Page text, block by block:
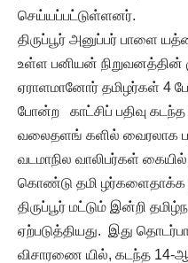
செய்யப்பட்டுள்ளனர்.
திருப்பூர் அனுப்பர் பாளை
உள்ள பனியன் நிறுவனத்தின்
ஏராளமானோர் தமிழர்கள் 4
போன்ற காட்சிப் பதிவு கடந்த
வலைதளங் களில் வைரலாக
வடமாநில வாலிபர்கள்
கொண்டு தமி ழர்களைதாக்க
திருப்பூர் மட்டும் இன்றி
ஏற்படுத்தியது. இது
விசாரணை யில், கடந்த 14-